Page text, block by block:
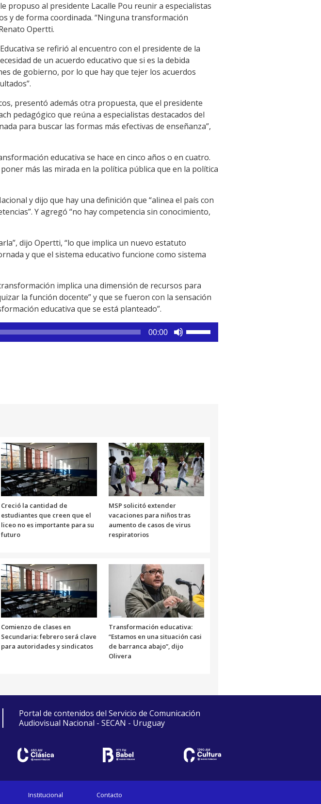
propuso al presidente Lacalle Pou reunir a especialistas
y de forma coordinada. “Ninguna transformación
Opertti.
se refirió al encuentro con el presidente de la
de un acuerdo educativo que si es la debida
de gobierno, por lo que hay que tejer los acuerdos
presentó además otra propuesta, que el presidente
pedagógico que reúna a especialistas destacados del
para buscar las formas más efectivas de enseñanza”,
educativa se hace en cinco años o en cuatro.
más las mirada en la política pública que en la política
y dijo que hay una definición que “alinea el país con
Y agregó “no hay competencia sin conocimiento,
dijo Opertti, “lo que implica un nuevo estatuto
y que el sistema educativo funcione como sistema
implica una dimensión de recursos para
la función docente” y que se fueron con la sensación
educativa que se está planteado”.
00:00
el
volumen.
Creció la cantidad de
estudiantes que creen que el
liceo no es importante para su
futuro
MSP solicitó extender
vacaciones para niños tras
aumento de casos de virus
respiratorios
Comienzo de clases en
Secundaria: febrero será clave
para autoridades y sindicatos
Transformación educativa:
“Estamos en una situación casi
de barranca abajo”, dijo
Olivera
Portal de contenidos del Servicio de Comunicación
Audiovisual Nacional - SECAN - Uruguay
Institucional Contacto